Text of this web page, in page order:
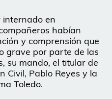
internado en
habían
y comprensión que
grave por parte de las
su mando, el titular de
Civil, Pablo Reyes y la
Toledo.